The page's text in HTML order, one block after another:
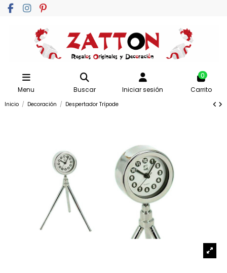
Menu Buscar Iniciar sesión
0
Carrito
Inicio Decoración Despertador Trípode